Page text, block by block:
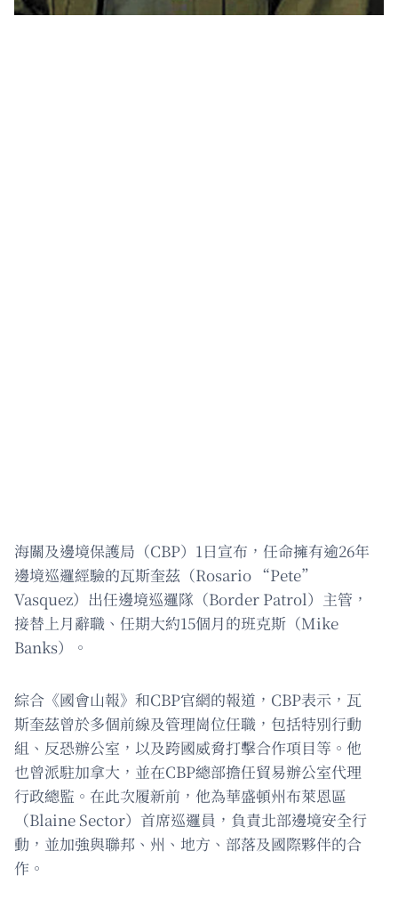
海關及邊境保護局（CBP）1日宣布，任命擁有逾26年
邊境巡邏經驗的瓦斯奎茲（Rosario “Pete”
Vasquez）出任邊境巡邏隊（Border Patrol）主管，
接替上月辭職、任期大約15個月的班克斯（Mike
Banks）。
綜合《國會山報》和CBP官網的報道，CBP表示，瓦
斯奎茲曾於多個前線及管理崗位任職，包括特別行動
組、反恐辦公室，以及跨國威脅打擊合作項目等。他
也曾派駐加拿大，並在CBP總部擔任貿易辦公室代理
行政總監。在此次履新前，他為華盛頓州布萊恩區
（Blaine Sector）首席巡邏員，負責北部邊境安全行
動，並加強與聯邦、州、地方、部落及國際夥伴的合
作。